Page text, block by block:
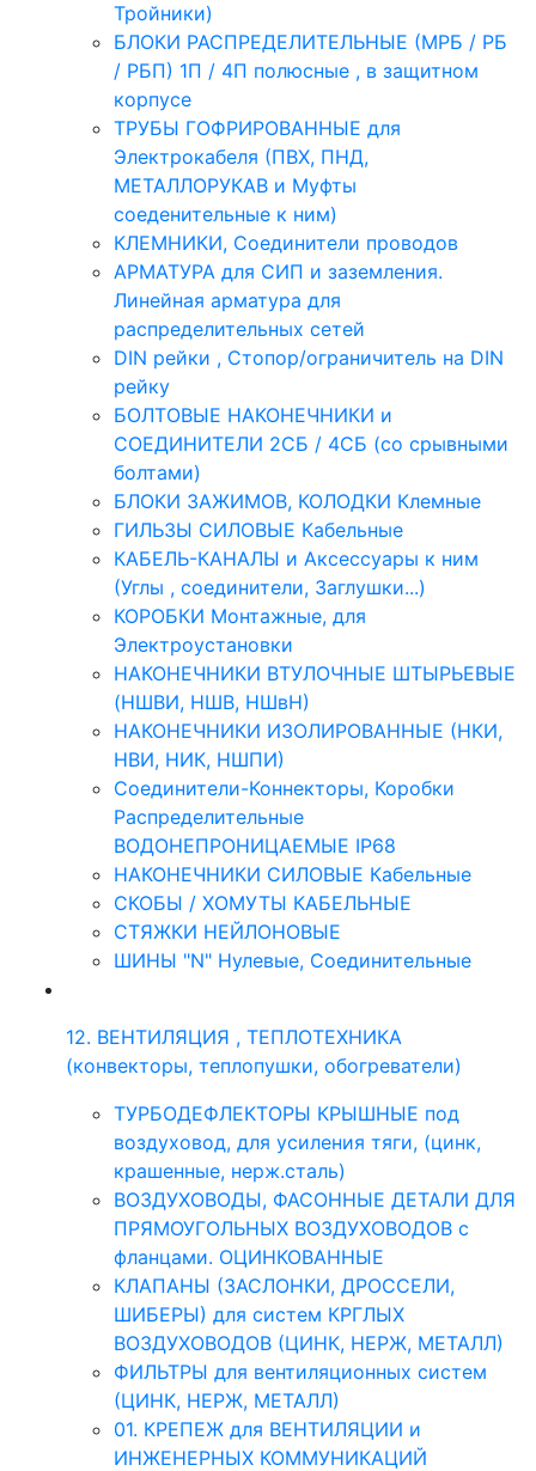
Тройники)
БЛОКИ РАСПРЕДЕЛИТЕЛЬНЫЕ (МРБ / РБ
/ РБП) 1П / 4П полюсные , в защитном
корпусе
ТРУБЫ ГОФРИРОВАННЫЕ для
Электрокабеля (ПВХ, ПНД,
МЕТАЛЛОРУКАВ и Муфты
соеденительные к ним)
КЛЕМНИКИ, Соединители проводов
АРМАТУРА для СИП и заземления.
Линейная арматура для
распределительных сетей
DIN рейки , Стопор/ограничитель на DIN
рейку
БОЛТОВЫЕ НАКОНЕЧНИКИ и
СОЕДИНИТЕЛИ 2СБ / 4СБ (со срывными
болтами)
БЛОКИ ЗАЖИМОВ, КОЛОДКИ Клемные
ГИЛЬЗЫ СИЛОВЫЕ Кабельные
КАБЕЛЬ-КАНАЛЫ и Аксессуары к ним
(Углы , соединители, Заглушки...)
КОРОБКИ Монтажные, для
Электроустановки
НАКОНЕЧНИКИ ВТУЛОЧНЫЕ ШТЫРЬЕВЫЕ
(НШВИ, НШВ, НШвН)
НАКОНЕЧНИКИ ИЗОЛИРОВАННЫЕ (НКИ,
НВИ, НИК, НШПИ)
Соединители-Коннекторы, Коробки
Распределительные
ВОДОНЕПРОНИЦАЕМЫЕ IP68
НАКОНЕЧНИКИ СИЛОВЫЕ Кабельные
СКОБЫ / ХОМУТЫ КАБЕЛЬНЫЕ
СТЯЖКИ НЕЙЛОНОВЫЕ
ШИНЫ "N" Нулевые, Соединительные
12. ВЕНТИЛЯЦИЯ , ТЕПЛОТЕХНИКА
(конвекторы, теплопушки, обогреватели)
ТУРБОДЕФЛЕКТОРЫ КРЫШНЫЕ под
воздуховод, для усиления тяги, (цинк,
крашенные, нерж.сталь)
ВОЗДУХОВОДЫ, ФАСОННЫЕ ДЕТАЛИ ДЛЯ
ПРЯМОУГОЛЬНЫХ ВОЗДУХОВОДОВ с
фланцами. ОЦИНКОВАННЫЕ
КЛАПАНЫ (ЗАСЛОНКИ, ДРОССЕЛИ,
ШИБЕРЫ) для систем КРГЛЫХ
ВОЗДУХОВОДОВ (ЦИНК, НЕРЖ, МЕТАЛЛ)
ФИЛЬТРЫ для вентиляционных систем
(ЦИНК, НЕРЖ, МЕТАЛЛ)
01. КРЕПЕЖ для ВЕНТИЛЯЦИИ и
ИНЖЕНЕРНЫХ КОММУНИКАЦИЙ